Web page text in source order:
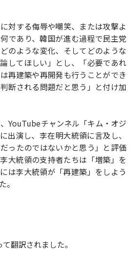
対する侮辱や嘲笑、または攻撃よ
であり、韓国が進む過程で民主党
のような変化、そしてどのような
してほしい」とし、「必要であれ
再建築や再開発も行うことができ
断される問題だと思う」と付け加
YouTubeチャンネル「キム・オジ
出演し、李在明大統領に言及し、
ったのではないかと思う」と評価
大統領の支持者たちは「増築」を
は李大統領が「再建築」をしよう
。
翻訳されました。